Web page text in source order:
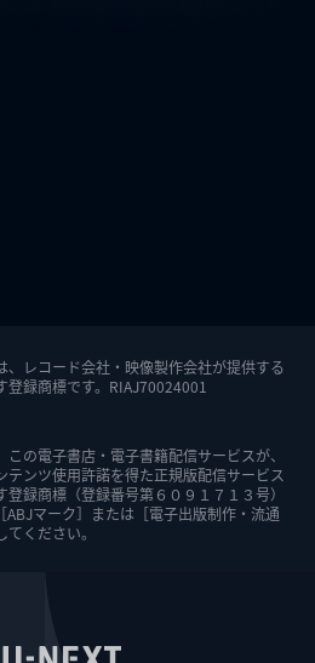
、レコード会社・映像製作会社が提供する
登録商標です。RIAJ70024001
この電子書店・電子書籍配信サービスが、
テンツ使用許諾を得た正規版配信サービス
登録商標（登録番号第６０９１７１３号）
ABJマーク］または［電子出版制作・流通
ください。